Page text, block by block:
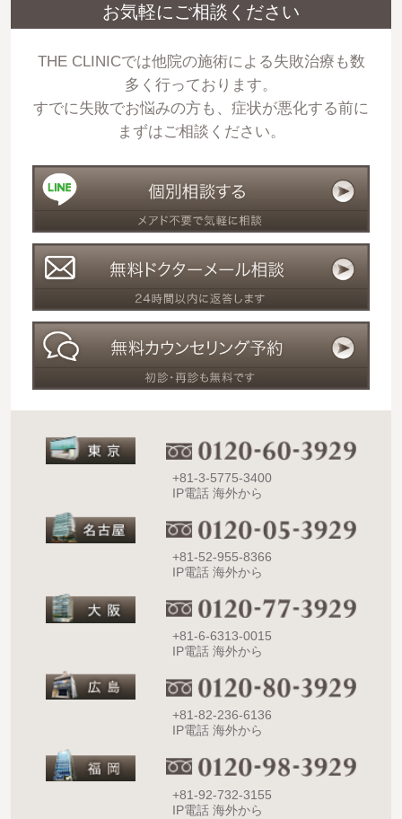
お気軽にご相談ください
THE CLINICでは他院の施術による失敗治療も数
多く行っております。
すでに失敗でお悩みの方も、症状が悪化する前に
まずはご相談ください。
+81-3-5775-3400
IP電話 海外から
+81-52-955-8366
IP電話 海外から
+81-6-6313-0015
IP電話 海外から
+81-82-236-6136
IP電話 海外から
+81-92-732-3155
IP電話 海外から